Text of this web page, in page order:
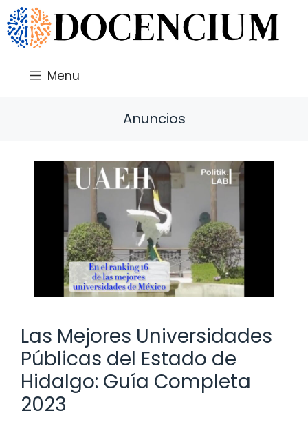
Saltar
al
contenido
Menu
Anuncios
Las Mejores Universidades
Públicas del Estado de
Hidalgo: Guía Completa
2023